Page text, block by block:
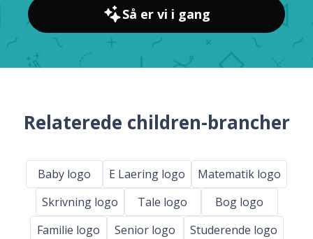
Så er vi i gang
Relaterede children-brancher
Baby logo E Laering logo
Matematik logo
Skrivning logo
Tale logo
Bog logo
Familie logo
Senior logo
Studerende logo